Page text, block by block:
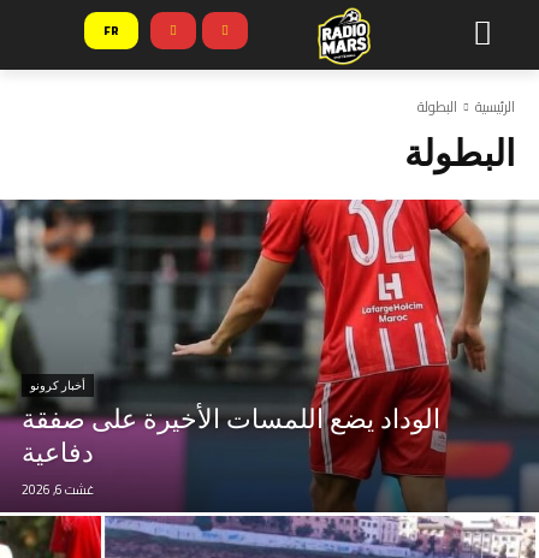
FR
الرئيسية البطولة
البطولة
أخبار كرونو
الوداد يضع اللمسات الأخيرة على صفقة
دفاعية
غشت 6, 2026